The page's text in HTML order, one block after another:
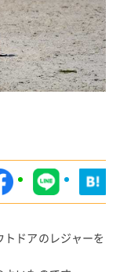
ドアのレジャーを